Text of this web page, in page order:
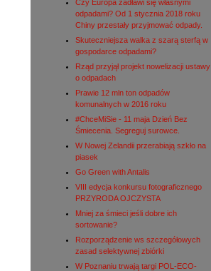
Czy Europa zadławi się własnymi
odpadami? Od 1 stycznia 2018 roku
Chiny przestały przyjmować odpady.
Skuteczniejsza walka z szarą sterfą w
gospodarce odpadami?
Rząd przyjął projekt nowelizacji ustawy
o odpadach
Prawie 12 mln ton odpadów
komunalnych w 2016 roku
#ChceMiSie - 11 maja Dzień Bez
Śmiecenia. Segreguj surowce.
W Nowej Zelandii przerabiają szkło na
piasek
Go Green with Antalis
VIII edycja konkursu fotograficznego
PRZYRODA OJCZYSTA
Mniej za śmieci jeśli dobre ich
sortowanie?
Rozporządzenie ws szczegółowych
zasad selektywnej zbiórki
W Poznaniu trwają targi POL-ECO-